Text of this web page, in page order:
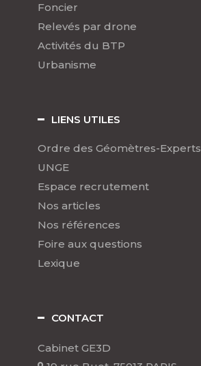
Foncier
Relevés par drone
Activités du BTP
Urbanisme
LIENS UTILES
Ordre des Géomètres-Experts
UNGE
Espace recrutement
Nos articles
Nos références
Foire aux questions
Lexique
CONTACT
Cabinet GE3D